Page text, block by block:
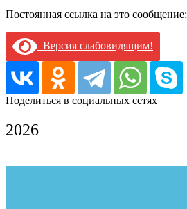
Постоянная ссылка на это сообщение:
Версия слабовидящим!
Поделиться в социальных сетях
2026